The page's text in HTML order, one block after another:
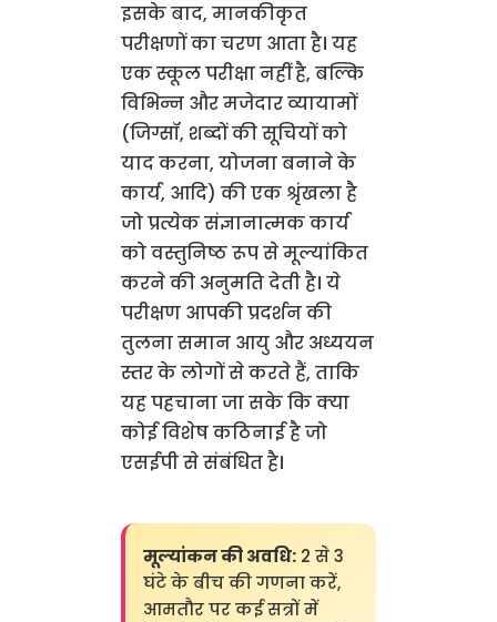
इसके बाद, मानकीकृत
परीक्षणों का चरण आता है। यह
एक स्कूल परीक्षा नहीं है, बल्कि
विभिन्न और मजेदार व्यायामों
(जिग्सॉ, शब्दों की सूचियों को
याद करना, योजना बनाने के
कार्य, आदि) की एक श्रृंखला है
जो प्रत्येक संज्ञानात्मक कार्य
को वस्तुनिष्ठ रूप से मूल्यांकित
करने की अनुमति देती है। ये
परीक्षण आपकी प्रदर्शन की
तुलना समान आयु और अध्ययन
स्तर के लोगों से करते हैं, ताकि
यह पहचाना जा सके कि क्या
कोई विशेष कठिनाई है जो
एसईपी से संबंधित है।
मूल्यांकन की अवधि:2 से 3
घंटे के बीच की गणना करें,
आमतौर पर कई सत्रों में